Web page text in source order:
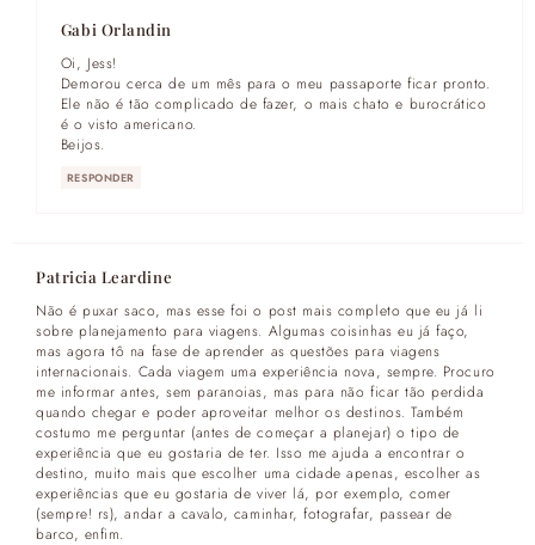
Gabi Orlandin
Oi, Jess!
Demorou cerca de um mês para o meu passaporte ficar pronto.
Ele não é tão complicado de fazer, o mais chato e burocrático
é o visto americano.
Beijos.
RESPONDER
Patricia Leardine
Não é puxar saco, mas esse foi o post mais completo que eu já li
sobre planejamento para viagens. Algumas coisinhas eu já faço,
mas agora tô na fase de aprender as questões para viagens
internacionais. Cada viagem uma experiência nova, sempre. Procuro
me informar antes, sem paranoias, mas para não ficar tão perdida
quando chegar e poder aproveitar melhor os destinos. Também
costumo me perguntar (antes de começar a planejar) o tipo de
experiência que eu gostaria de ter. Isso me ajuda a encontrar o
destino, muito mais que escolher uma cidade apenas, escolher as
experiências que eu gostaria de viver lá, por exemplo, comer
(sempre! rs), andar a cavalo, caminhar, fotografar, passear de
barco, enfim.